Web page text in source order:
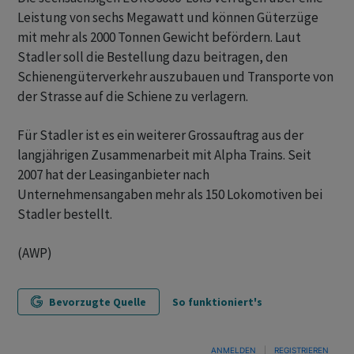
Leistung von sechs Megawatt und können Güterzüge
mit mehr als 2000 Tonnen Gewicht befördern. Laut
Stadler soll die Bestellung dazu beitragen, den
Schienengüterverkehr auszubauen und Transporte von
der Strasse auf die Schiene zu verlagern.
Für Stadler ist es ein weiterer Grossauftrag aus der
langjährigen Zusammenarbeit mit Alpha Trains. Seit
2007 hat der Leasinganbieter nach
Unternehmensangaben mehr als 150 Lokomotiven bei
Stadler bestellt.
(AWP)
Bevorzugte Quelle So funktioniert's
ANMELDEN REGISTRIEREN